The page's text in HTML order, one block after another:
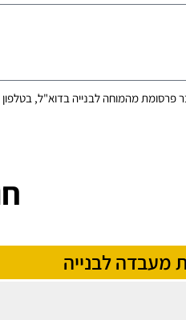
פרסומת מהמוחה לבנייה בדוא"ל,
מעבדה לבנייה